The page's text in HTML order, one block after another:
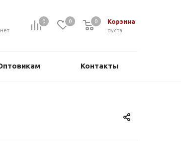
0 0 Корзина
0
пуста
0
Контакты